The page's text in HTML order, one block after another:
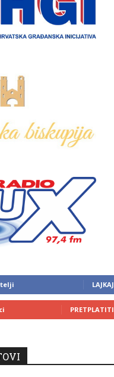
LAJKAJ
PRETPLATITI